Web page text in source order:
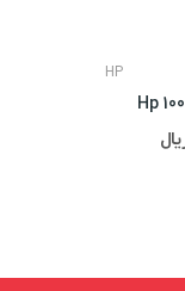
HP